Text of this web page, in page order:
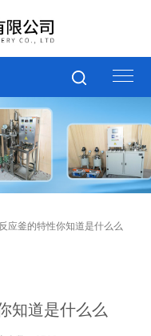
应釜的特性你知道是什么么
知道是什么么